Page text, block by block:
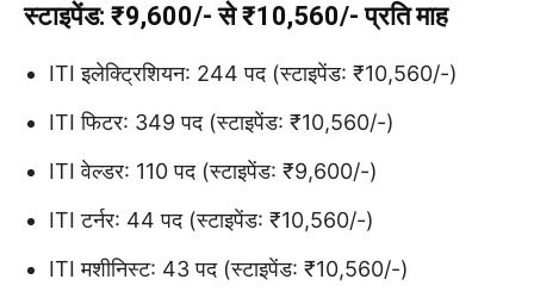
स्टाइपेंड: ₹9,600/- से ₹10,560/- प्रति माह
ITI इलेक्ट्रिशियन: 244 पद (स्टाइपेंड: ₹10,560/-)
ITI फिटर: 349 पद (स्टाइपेंड: ₹10,560/-)
ITI वेल्डर: 110 पद (स्टाइपेंड: ₹9,600/-)
ITI टर्नर: 44 पद (स्टाइपेंड: ₹10,560/-)
ITI मशीनिस्ट: 43 पद (स्टाइपेंड: ₹10,560/-)